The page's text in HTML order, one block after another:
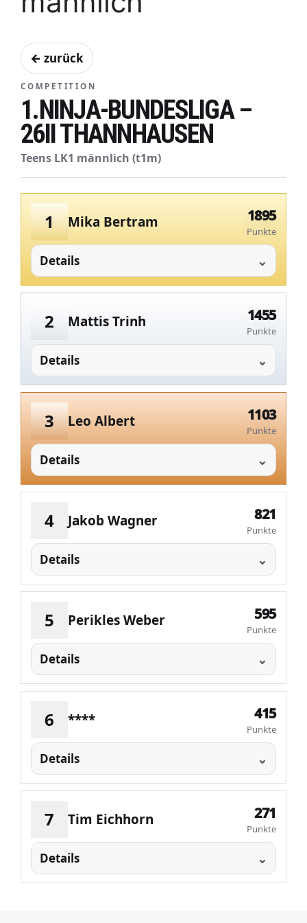
← zurück
COMPETITION
1.NINJA-BUNDESLIGA –
26II THANNHAUSEN
Teens LK1 männlich (t1m)
1 Mika Bertram 1895
Punkte
Details
2 Mattis Trinh 1455
Punkte
Details
3 Leo Albert 1103
Punkte
Details
4 Jakob Wagner 821
Punkte
Details
5 Perikles Weber 595
Punkte
Details
6 **** 415
Punkte
Details
7 Tim Eichhorn 271
Punkte
Details